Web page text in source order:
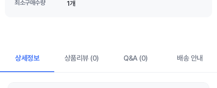
최소구매수량 1개
상세정보 상품리뷰 (0) Q&A (0) 배송 안내